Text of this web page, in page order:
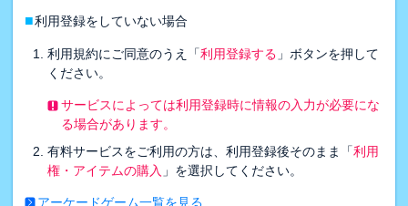
■利用登録をしていない場合
利用規約にご同意のうえ「利用登録する 」ボタンを押して
ください。
サービスによっては利用登録時に情報の入力が必要にな
る場合があります。
有料サービスをご利用の方は、利用登録後そのまま「利用
権・アイテムの購入 」を選択してください。
アーケードゲーム一覧を見る